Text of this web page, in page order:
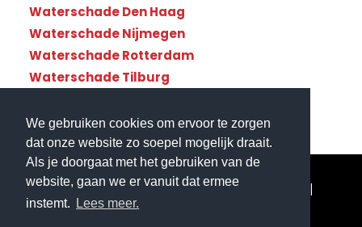
We gebruiken cookies om ervoor te zorgen
dat onze website zo soepel mogelijk draait.
Als je doorgaat met het gebruiken van de
website, gaan we er vanuit dat ermee
instemt.
Lees meer.
Waterschade Den Haag
Waterschade Nijmegen
Waterschade Rotterdam
Waterschade Tilburg
© Copyright Waterschade112 - Landelijke dekking|
Website gemaakt door